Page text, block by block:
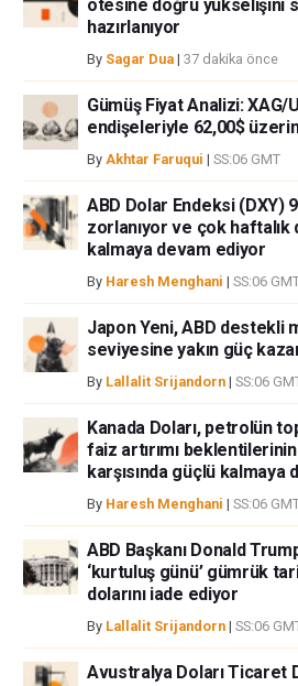
ortaklar yada katkıda bulunanlar tarafından
verilmiştir ve yatırım danışmanlığı teşkil
bilgilerin kullanımı nedeniyle doğrudan yada
çıkabilecek herhangi bir kar kaybı herhangi
herhangi bir kayıp ya da hasar için
ötesine doğru yükselişini
hazırlanıyor
By Sagar Dua | 37 dakika önce
Gümüş Fiyat Analizi: XAG/
endişeleriyle 62,00$
By Akhtar Faruqui | SS:06 GMT
ABD Dolar Endeksi (DXY)
zorlanıyor ve çok haftalık
kalmaya devam ediyor
By Haresh Menghani | SS:06
Japon Yeni, ABD destekli
seviyesine yakın güç
By Lallalit Srijandorn | SS:06
Kanada Doları, petrolün
faiz artırımı
karşısında güçlü kalmaya
By Haresh Menghani | SS:06
ABD Başkanı Donald
‘kurtuluş günü’ gümrük
dolarını iade ediyor
By Lallalit Srijandorn | SS:06
Avustralya Doları Ticaret